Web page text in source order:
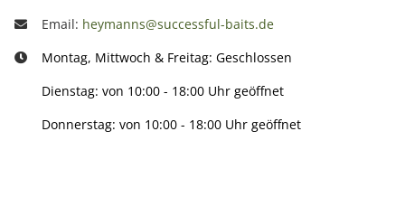
Email: heymanns@successful-baits.de
Montag, Mittwoch & Freitag: Geschlossen
Dienstag: von 10:00 - 18:00 Uhr geöffnet
Donnerstag: von 10:00 - 18:00 Uhr geöffnet